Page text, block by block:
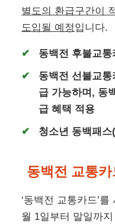
일부(최대 45,000원
로 캐시백 형태로 돌
2000번 버스를 제외
용되어, ‘동백패스’
동백전 교통카